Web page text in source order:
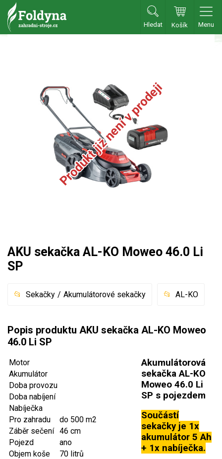
Hledat Košík Menu
Zahradní ridery
Aku traktory
Příslušenství
Benzínové sekačky
Křovinořezy a vyžínače
Motorové pily
Aku pily
Elektrické pily
Jednoruční pily
Vyvětvovací pily
AKU zahradní technika
Produkt již není v prodeji
AKU sekačka AL-KO Moweo 46.0 Li
SP
Sekačky Akumulátorové sekačky AL-KO
Popis produktu AKU sekačka AL-KO Moweo
46.0 Li SP
Motor
Akumulátor
Doba provozu
Doba nabíjení
Nabíječka
Pro zahradu
do 500 m2
Záběr sečení 46 cm
Pojezd
ano
Objem koše
70 litrů
Akumulátorová
sekačka AL-KO
Moweo 46.0 Li
SP s pojezdem
Součástí
sekačky je 1x
akumulátor 5 Ah
+ 1x nabíječka.